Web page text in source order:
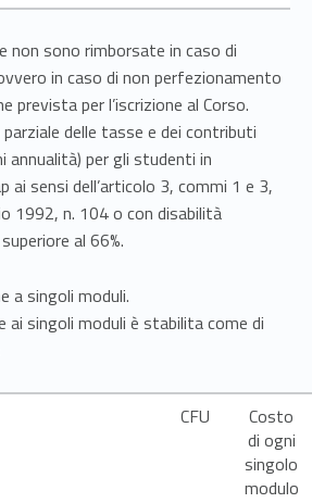
non sono rimborsate in caso di
in caso di non perfezionamento
prevista per l’iscrizione al Corso.
delle tasse e dei contributi
annualità) per gli studenti in
ai sensi dell’articolo 3, commi 1 e 3,
1992, n. 104 o con disabilità
al 66%.
a singoli moduli.
ai singoli moduli è stabilita come di
CFU
Costo
di ogni
singolo
modulo